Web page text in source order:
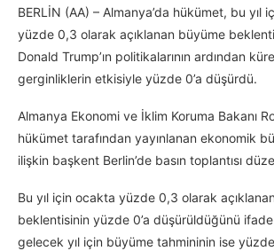
BERLİN (AA) – Almanya’da hükümet, bu yıl
yüzde 0,3 olarak açıklanan büyüme
Donald Trump’ın politikalarının ardından
gerginliklerin etkisiyle yüzde 0’a düşürdü.
Almanya Ekonomi ve İklim Koruma Bakanı
hükümet tarafından yayınlanan ekonomik
ilişkin başkent Berlin’de basın toplantısı
Bu yıl için ocakta yüzde 0,3 olarak
beklentisinin yüzde 0’a düşürüldüğünü
gelecek yıl için büyüme tahmininin ise yüzde